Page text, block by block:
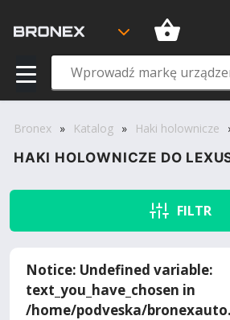
Bronex » Katalog » Haki holownicze
HAKI HOLOWNICZE DO
FILTR
Notice: Undefined variable:
text_you_have_chosen in
/home/podveska/